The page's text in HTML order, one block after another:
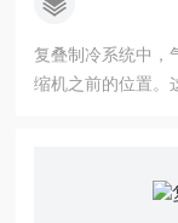
复叠制冷系统中，
缩机之前的位置。